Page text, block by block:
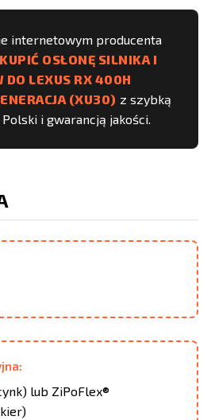
internetowym producenta
KUPIĆ OSŁONĘ SILNIKA I
DO LEXUS RX 400H
(XU30) z szybką
i gwarancją jakości.
lub ZiPoFlex®